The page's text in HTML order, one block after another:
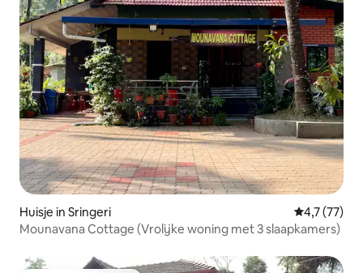
Huisje in Sringeri
4,7 (77)
Mounavana Cottage (Vrolijke woning met 3 slaapkamers)